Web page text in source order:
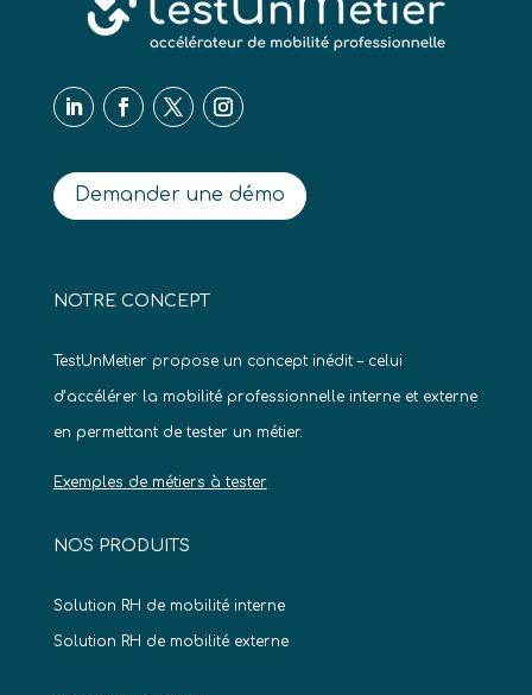
Demander une démo
NOTRE CONCEPT
TestUnMetier propose un concept inédit – celui
d’accélérer la mobilité professionnelle interne et externe
en permettant de tester un métier.
Exemples de métiers à tester
NOS PRODUITS
Solution RH de mobilité interne
Solution RH de mobilité externe